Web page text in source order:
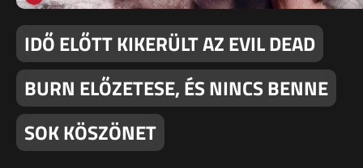
IDŐ ELŐTT KIKERÜLT AZ EVIL DEAD
BURN ELŐZETESE, ÉS NINCS BENNE
SOK KÖSZÖNET